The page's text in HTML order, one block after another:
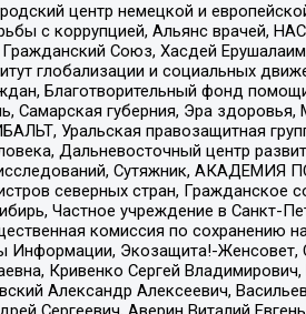
центр немецкой и
с коррупцией, Альянс врачей,
Союз, Хасдей
глобализации и социальных
Благотворительный фонд
Самарская губерния, Эра
Уральская правозащитная
Дальневосточный центр
Сутяжник,
северных стран,
Частное учреждение в Санкт-
комиссия по сохранению
Информации, Экозащита!-
Кривенко Сергей
Александр Алексеевич,